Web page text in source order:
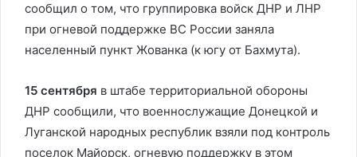
сообщил о том, что группировка войск ДНР и ЛНР
при огневой поддержке ВС России заняла
населенный пункт Жованка (к югу от Бахмута).
15 сентября в штабе территориальной обороны
ДНР сообщили, что военнослужащие Донецкой и
Луганской народных республик взяли под контроль
поселок Майорск, огневую поддержку в этом